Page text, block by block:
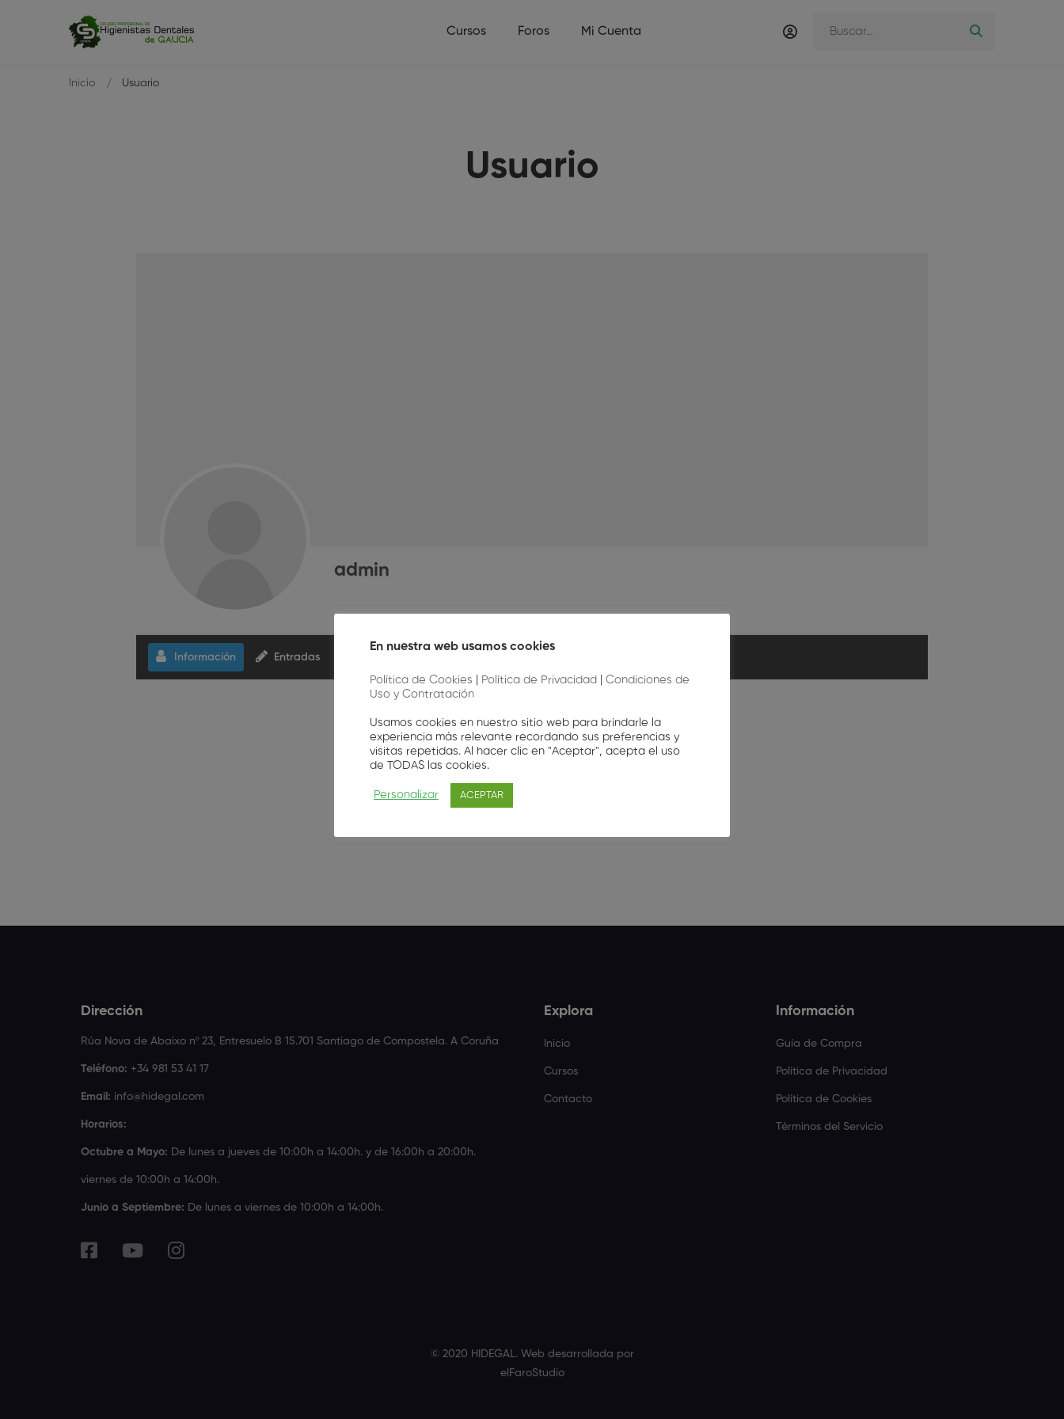
Cursos Foros Mi Cuenta
Usuario
Inicio Usuario
admin
Información Entradas
Este usuario aún no ha añadido información a su perfil.
Dirección
Rúa Nova de Abaixo nº 23, Entresuelo B 15.701 Santiago de Compostela. A Coruña
Teléfono: +34 981 53 41 17
Email: info@hidegal.com
Horarios:
Octubre a Mayo: De lunes a jueves de 10:00h a 14:00h. y de 16:00h a 20:00h.
viernes de 10:00h a 14:00h.
Junio a Septiembre: De lunes a viernes de 10:00h a 14:00h.
Explora
Inicio
Cursos
Contacto
Información
Guía de Compra
Política de Privacidad
Política de Cookies
Términos del Servicio
© 2020 HIDEGAL. Web desarrollada por
elFaroStudio
En nuestra web usamos cookies
Política de Cookies Política de Privacidad
Condiciones de
Uso y Contratación
Usamos cookies en nuestro sitio web para brindarle la
experiencia más relevante recordando sus preferencias y
visitas repetidas. Al hacer clic en "Aceptar", acepta el uso
de TODAS las cookies.
Personalizar ACEPTAR